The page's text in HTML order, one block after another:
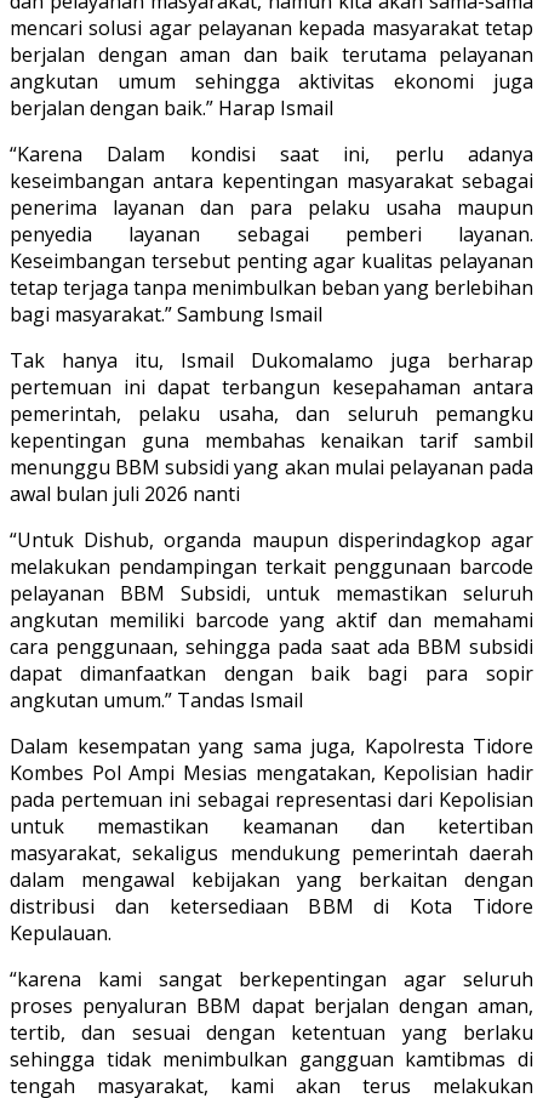
mencari solusi agar pelayanan kepada masyarakat tetap
berjalan dengan aman dan baik terutama pelayanan
angkutan umum sehingga aktivitas ekonomi juga
berjalan dengan baik.” Harap Ismail
“Karena Dalam kondisi saat ini, perlu adanya
keseimbangan antara kepentingan masyarakat sebagai
penerima layanan dan para pelaku usaha maupun
penyedia layanan sebagai pemberi layanan.
Keseimbangan tersebut penting agar kualitas pelayanan
tetap terjaga tanpa menimbulkan beban yang berlebihan
bagi masyarakat.” Sambung Ismail
Tak hanya itu, Ismail Dukomalamo juga berharap
pertemuan ini dapat terbangun kesepahaman antara
pemerintah, pelaku usaha, dan seluruh pemangku
kepentingan guna membahas kenaikan tarif sambil
menunggu BBM subsidi yang akan mulai pelayanan pada
awal bulan juli 2026 nanti
“Untuk Dishub, organda maupun disperindagkop agar
melakukan pendampingan terkait penggunaan barcode
pelayanan BBM Subsidi, untuk memastikan seluruh
angkutan memiliki barcode yang aktif dan memahami
cara penggunaan, sehingga pada saat ada BBM subsidi
dapat dimanfaatkan dengan baik bagi para sopir
angkutan umum.” Tandas Ismail
Dalam kesempatan yang sama juga, Kapolresta Tidore
Kombes Pol Ampi Mesias mengatakan, Kepolisian hadir
pada pertemuan ini sebagai representasi dari Kepolisian
untuk memastikan keamanan dan ketertiban
masyarakat, sekaligus mendukung pemerintah daerah
dalam mengawal kebijakan yang berkaitan dengan
distribusi dan ketersediaan BBM di Kota Tidore
Kepulauan.
“karena kami sangat berkepentingan agar seluruh
proses penyaluran BBM dapat berjalan dengan aman,
tertib, dan sesuai dengan ketentuan yang berlaku
sehingga tidak menimbulkan gangguan kamtibmas di
tengah masyarakat, kami akan terus melakukan